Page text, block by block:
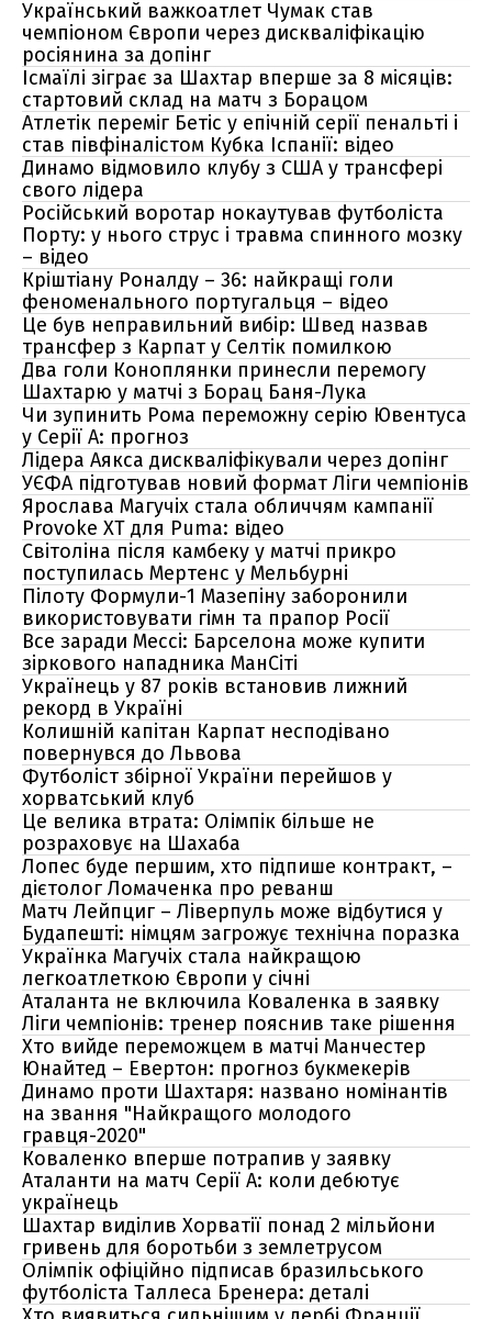
Український важкоатлет Чумак став
чемпіоном Європи через дискваліфікацію
росіянина за допінг
Ісмаїлі зіграє за Шахтар вперше за 8 місяців:
стартовий склад на матч з Борацом
Атлетік переміг Бетіс у епічній серії пенальті і
став півфіналістом Кубка Іспанії: відео
Динамо відмовило клубу з США у трансфері
свого лідера
Російський воротар нокаутував футболіста
Порту: у нього струс і травма спинного мозку
– відео
Кріштіану Роналду – 36: найкращі голи
феноменального португальця – відео
Це був неправильний вибір: Швед назвав
трансфер з Карпат у Селтік помилкою
Два голи Коноплянки принесли перемогу
Шахтарю у матчі з Борац Баня-Лука
Чи зупинить Рома переможну серію Ювентуса
у Серії А: прогноз
Лідера Аякса дискваліфікували через допінг
УЄФА підготував новий формат Ліги чемпіонів
Ярослава Магучіх стала обличчям кампанії
Provoke XT для Puma: відео
Світоліна після камбеку у матчі прикро
поступилась Мертенс у Мельбурні
Пілоту Формули-1 Мазепіну заборонили
використовувати гімн та прапор Росії
Все заради Мессі: Барселона може купити
зіркового нападника МанСіті
Українець у 87 років встановив лижний
рекорд в Україні
Колишній капітан Карпат несподівано
повернувся до Львова
Футболіст збірної України перейшов у
хорватський клуб
Це велика втрата: Олімпік більше не
розраховує на Шахаба
Лопес буде першим, хто підпише контракт, –
дієтолог Ломаченка про реванш
Матч Лейпциг – Ліверпуль може відбутися у
Будапешті: німцям загрожує технічна поразка
Українка Магучіх стала найкращою
легкоатлеткою Європи у січні
Аталанта не включила Коваленка в заявку
Ліги чемпіонів: тренер пояснив таке рішення
Хто вийде переможцем в матчі Манчестер
Юнайтед – Евертон: прогноз букмекерів
Динамо проти Шахтаря: названо номінантів
на звання "Найкращого молодого
гравця-2020"
Коваленко вперше потрапив у заявку
Аталанти на матч Серії А: коли дебютує
українець
Шахтар виділив Хорватії понад 2 мільйони
гривень для боротьби з землетрусом
Олімпік офіційно підписав бразильського
футболіста Таллеса Бренера: деталі